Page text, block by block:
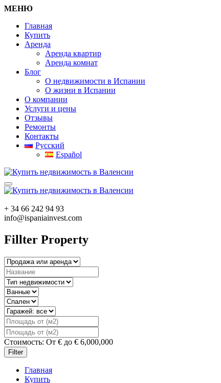
МЕНЮ
Главная
Купить
Аренда
Аренда квартир
Аренда комнат
Блог
О недвижимости в Испании
О жизни в Испании
О компании
Услуги и цены
Отзывы
Ремонты
Контакты
Русский
Español
+ 34 66 242 94 93
info@ispaniainvest.com
Fillter Property
Стоимость: От € до € 6,000,000
Filter
Главная
Купить